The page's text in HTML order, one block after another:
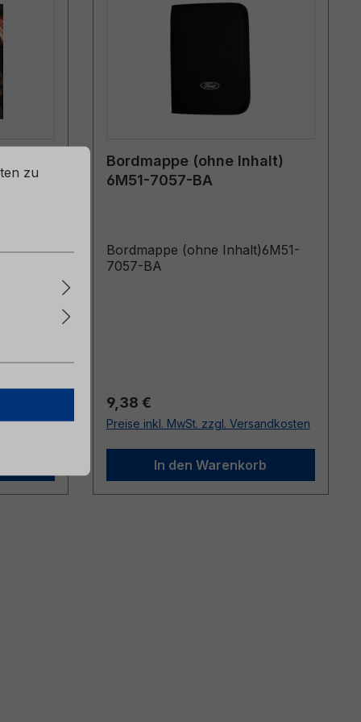
-
Bordmappe (ohne Inhalt)
6M51-7057-BA
Bordmappe (ohne Inhalt)6M51-
7057-BA
Regulärer Preis:
9,38 €
Preise inkl. MwSt. zzgl. Versandkosten
In den Warenkorb
zu